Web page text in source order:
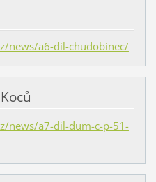
news/a6-dil-chudobinec/
news/a7-dil-dum-c-p-51-